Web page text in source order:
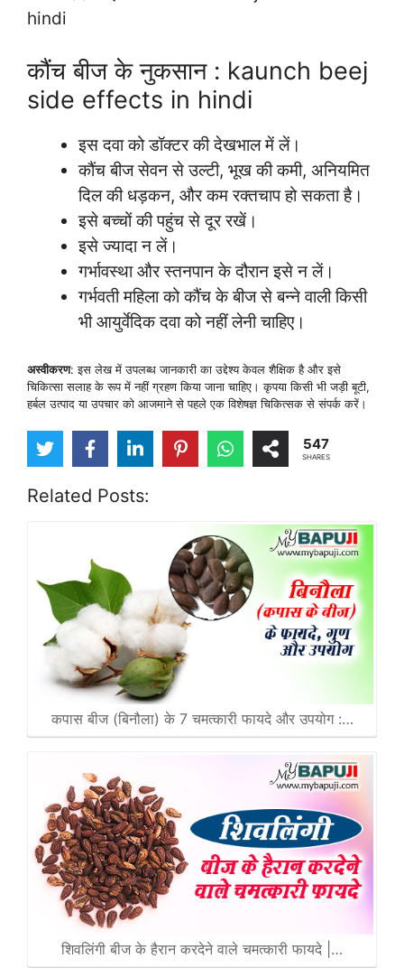
hindi
कौंच बीज के नुकसान : kaunch beej
side effects in hindi
इस दवा को डॉक्टर की देखभाल में लें।
कौंच बीज सेवन से उल्टी, भूख की कमी, अनियमित
दिल की धड़कन, और कम रक्तचाप हो सकता है।
इसे बच्चों की पहुंच से दूर रखें।
इसे ज्यादा न लें।
गर्भावस्था और स्तनपान के दौरान इसे न लें।
गर्भवती महिला को कौंच के बीज से बन्ने वाली किसी
भी आयुर्वेदिक दवा को नहीं लेनी चाहिए।
अस्वीकरण: इस लेख में उपलब्ध जानकारी का उद्देश्य केवल शैक्षिक है और इसे
चिकित्सा सलाह के रूप में नहीं ग्रहण किया जाना चाहिए। कृपया किसी भी जड़ी बूटी,
हर्बल उत्पाद या उपचार को आजमाने से पहले एक विशेषज्ञ चिकित्सक से संपर्क करें।
547
SHARES
Related Posts:
कपास बीज (बिनौला) के 7 चमत्कारी फायदे और उपयोग :…
शिवलिंगी बीज के हैरान करदेने वाले चमत्कारी फायदे |…